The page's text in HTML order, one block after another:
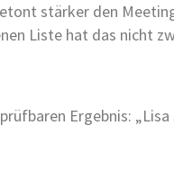
stärker den
Liste hat das nicht
Ergebnis: